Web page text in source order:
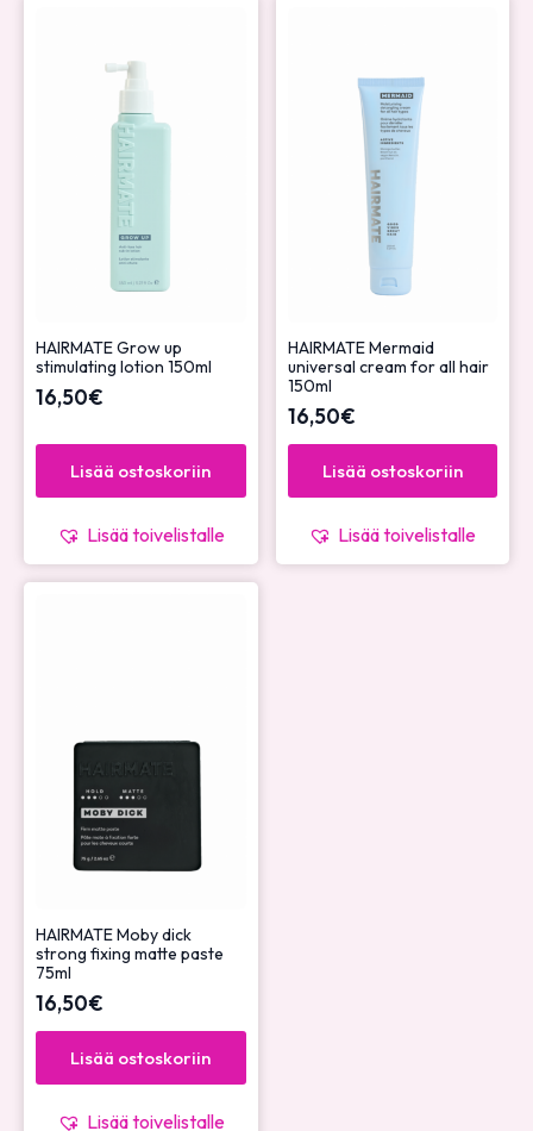
HAIRMATE Grow up
stimulating lotion 150ml
16,50€
Lisää ostoskoriin
Lisää toivelistalle
HAIRMATE Mermaid
universal cream for all hair
150ml
16,50€
Lisää ostoskoriin
Lisää toivelistalle
HAIRMATE Moby dick
strong fixing matte paste
75ml
16,50€
Lisää ostoskoriin
Lisää toivelistalle